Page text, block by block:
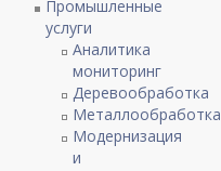
Промышленные
услуги
Аналитика
мониторинг
Деревообработка
Металлообработка
Модернизация
и